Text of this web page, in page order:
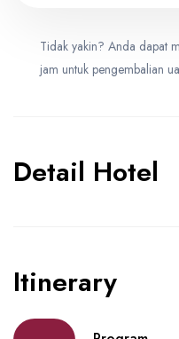
Double
IDR 59,900,000
IDR 56,900,000
Tidak yakin? Anda dapat
jam untuk pengembalian
Detail Hotel
Itinerary